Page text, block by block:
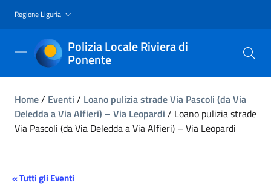
Regione Liguria
Polizia Locale Riviera di
Ponente
Home/ Eventi / Loano pulizia strade Via Pascoli (da Via
Deledda a Via Alfieri) – Via Leopardi / Loano pulizia strade
Via Pascoli (da Via Deledda a Via Alfieri) – Via Leopardi
« Tutti gli Eventi